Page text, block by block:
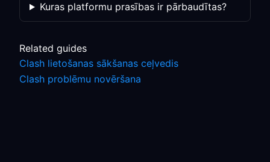
Kuras platformu prasības ir pārbaudītas?
Related guides
Clash lietošanas sākšanas ceļvedis
Clash problēmu novēršana